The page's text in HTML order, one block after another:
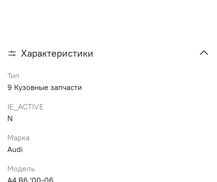
Характеристики
Тип
9 Кузовные запчасти
IE_ACTIVE
N
Марка
Audi
Модель